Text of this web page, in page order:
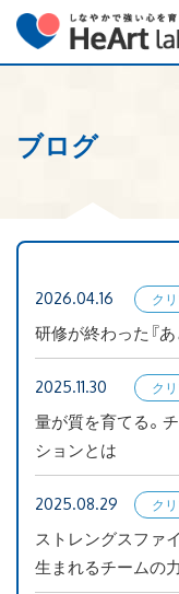
ホーム
クリフトンストレング
ストレングスコーチン
研修・人材育成／組織
コーチ紹介
お客様の声
お知らせ
ブログ
ブログ
2026.04.16
ク
ンス
ン
研修が終わった『
2025.11.30
ク
ン
ン
量が質を育てる。
ションとは
2025.08.29
ク
ン
ン
ストレングスファ
生まれるチームの力